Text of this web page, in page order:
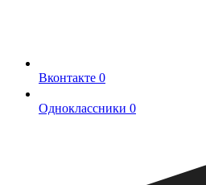
Вконтакте 0
Одноклассники 0